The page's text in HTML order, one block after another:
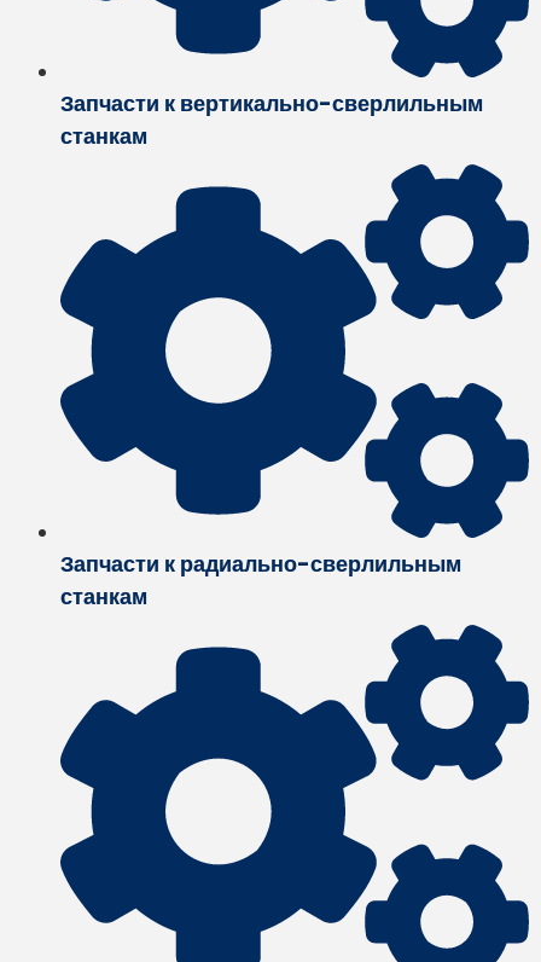
Запчасти к вертикально-сверлильным
станкам
Запчасти к радиально-сверлильным
станкам